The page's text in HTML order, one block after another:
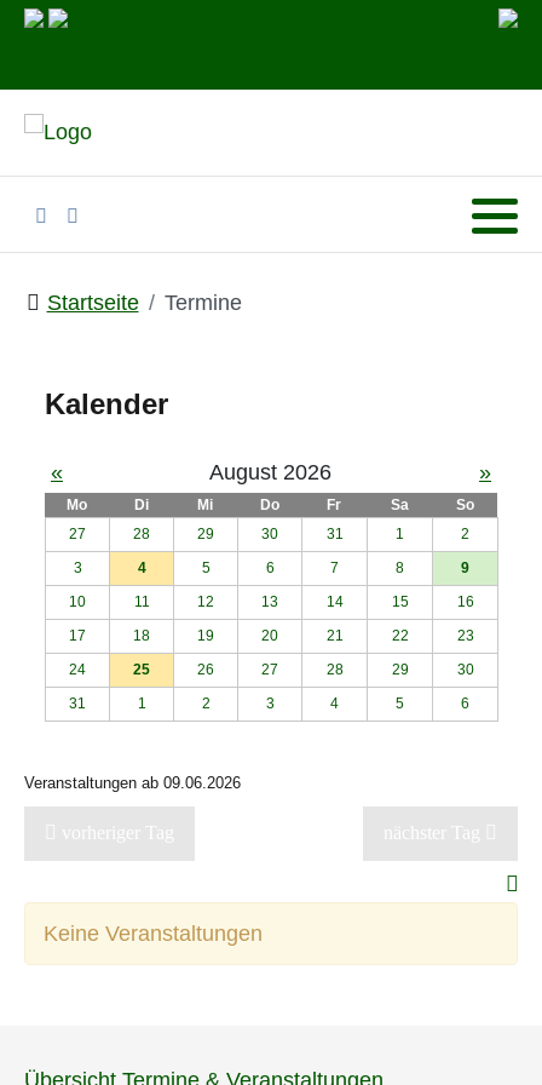
Startseite Termine
Kalender
« August 2026 »
Mo Di Mi Do Fr Sa
So
27
28 29 30 31 1
2
3
4 5 6 7 8
9
10
11 12 13 14 15
16
17
18 19 20 21 22
23
24
25 26 27 28 29
30
31
1 2 3 4 5 6
Veranstaltungen ab 09.06.2026
vorheriger Tag nächster Tag
Keine Veranstaltungen
Übersicht Termine & Veranstaltungen